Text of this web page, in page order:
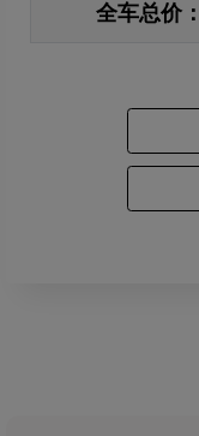
全车总价：